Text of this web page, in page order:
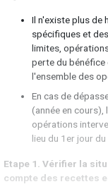
Il n'existe plus de
spécifiques et
limites,
perte du bénéfice
l'ensemble des
En cas de
(année en cours),
opérations
lieu du 1er jour
Etape 1. Vérifier la
compte des recettes